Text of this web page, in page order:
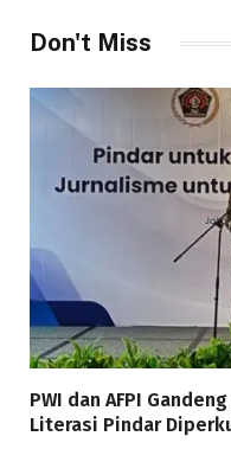
Don't Miss
PWI dan AFPI
Literasi Pindar